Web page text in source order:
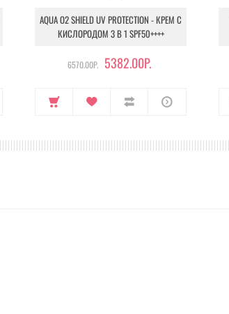
AQUA O2 SHIELD UV PROTECTION - КРЕМ С
КИСЛОРОДОМ 3 В 1 SPF50++++
6570.00Р. 5382.00Р.